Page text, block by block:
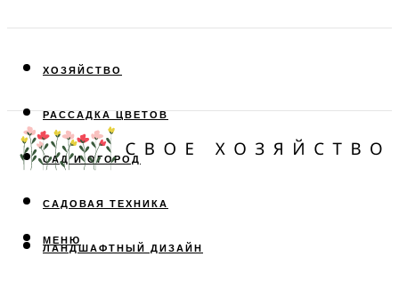
ХОЗЯЙСТВО
РАССАДКА ЦВЕТОВ
САД И ОГОРОД
САДОВАЯ ТЕХНИКА
ЛАНДШАФТНЫЙ ДИЗАЙН
МЕНЮ